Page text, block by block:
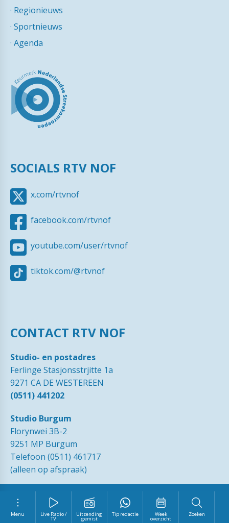
Menu Live Radio /
TV
Uitzending
gemist
Tip redactie Week
overzicht
Zoeken
· Regionieuws
· Sportnieuws
· Agenda
SOCIALS RTV NOF
x.com/rtvnof
facebook.com/rtvnof
youtube.com/user/rtvnof
tiktok.com/@rtvnof
CONTACT RTV NOF
Studio- en postadres
Ferlinge Stasjonsstrjitte 1a
9271 CA DE WESTEREEN
(0511) 441202
Studio Burgum
Florynwei 3B-2
9251 MP Burgum
Telefoon (0511) 461717
(alleen op afspraak)
© 1989 - 2026 RTVNOF·Contact Tip de redactie
Ingezonden
·Disclaimer ·Privacy Statement RTV NOF
Vrijwilliger
worden?